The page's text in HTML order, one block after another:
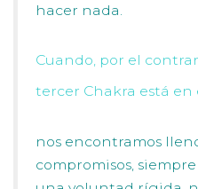
hacer nada.
Cuando, por el
tercer Chakra está en
nos encontramos
compromisos,